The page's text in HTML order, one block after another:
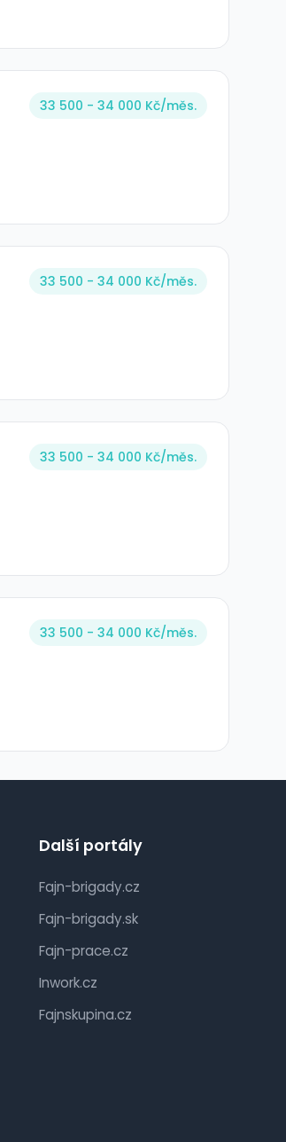
33 500 - 34 000 Kč/měs.
33 500 - 34 000 Kč/měs.
33 500 - 34 000 Kč/měs.
33 500 - 34 000 Kč/měs.
Další portály
Fajn-brigady.cz
Fajn-brigady.sk
Fajn-prace.cz
Inwork.cz
Fajnskupina.cz